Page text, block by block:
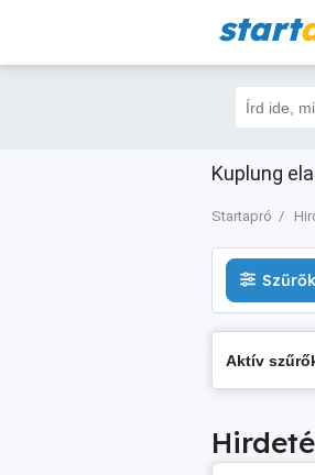
start
Kuplung
Startapró
Szűrők
Szűrők
Aktív